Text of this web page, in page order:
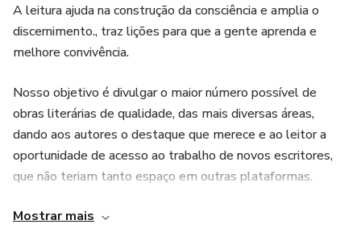
outras culturas, ressaltando os aspetos
positivos, batalhadores e calientes do nosso
povo.
“O ser humano é tão complexo e nossa
imaginação tão fantástica que a junção
desses dois componentes permite a criação
A leitura ajuda na construção da consciência e amplia o
discernimento., traz lições para que a gente aprenda e
melhore convivência.
Nosso objetivo é divulgar o maior número possível de
obras literárias de qualidade, das mais diversas áreas,
dando aos autores o destaque que merece e ao leitor a
oportunidade de acesso ao trabalho de novos escritores,
que não teriam tanto espaço em outras plataformas.
Aqui você vai encontrar romances, cujo principal tema são
Mostrar mais